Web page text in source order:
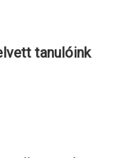
tanulóink